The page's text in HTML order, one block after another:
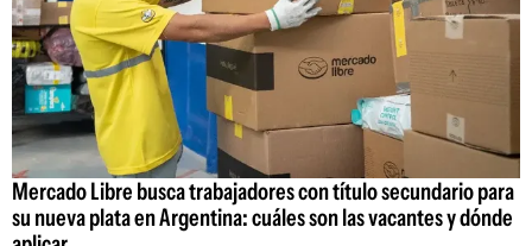
Mercado Libre busca trabajadores con título secundario para
su nueva plata en Argentina: cuáles son las vacantes y dónde